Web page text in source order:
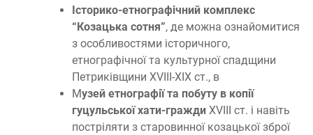
Історико-етнографічний комплекс
“Козацька сотня”, де можна ознайомитися
з особливостями історичного,
етнографічної та культурної спадщини
Петриківщини XVIII-XIX ст., в
Музей етнографії та побуту в копії
гуцульської хати-гражди XVIII ст. і навіть
постріляти з старовинної козацької зброї